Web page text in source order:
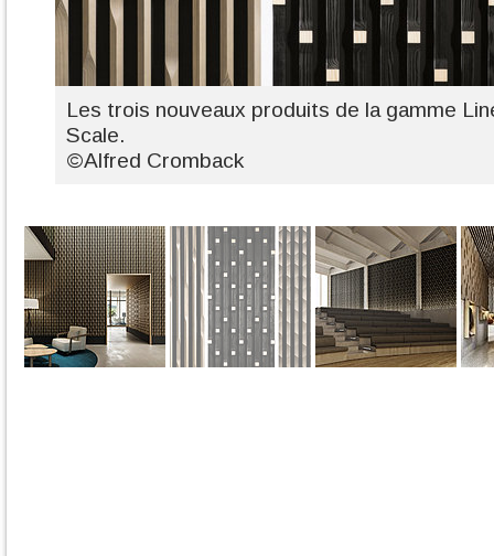
Les trois nouveaux produits de la gamme
Scale.
©Alfred Cromback